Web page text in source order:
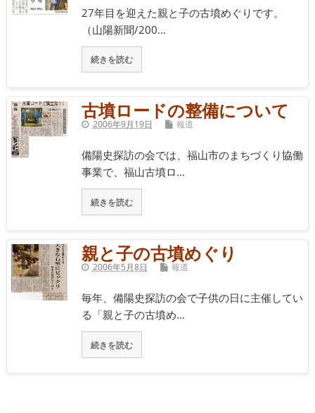
27年目を迎えた親と子の古墳めぐりです。
（山陽新聞/200…
続きを読む
古墳ロードの整備について
2006年9月19日 報道
備陽史探訪の会では、福山市のまちづくり協働
事業で、福山古墳ロ…
続きを読む
親と子の古墳めぐり
2006年5月8日 報道
毎年、備陽史探訪の会で子供の日に主催してい
る「親と子の古墳め…
続きを読む